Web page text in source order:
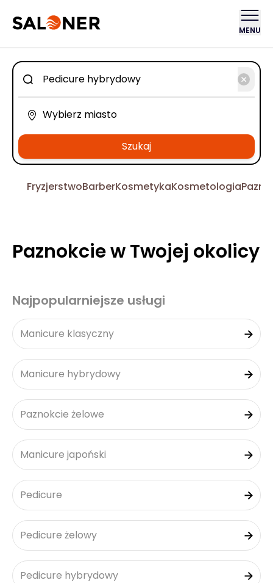
MENU
Szukaj
FryzjerstwoBarberKosmetykaKosmetologia
Paznokcie w Twojej okolicy
Najpopularniejsze usługi
Manicure klasyczny
Manicure hybrydowy
Paznokcie żelowe
Manicure japoński
Pedicure
Pedicure żelowy
Pedicure hybrydowy